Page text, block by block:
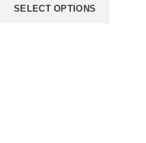
SELECT OPTIONS